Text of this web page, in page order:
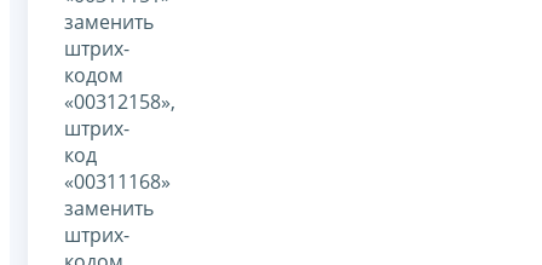
заменить
штрих-
кодом
«00312158»,
штрих-
код
«00311168»
заменить
штрих-